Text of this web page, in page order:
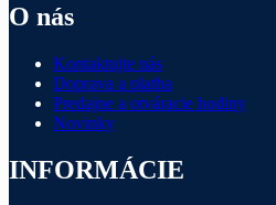
O nás
Kontaktujte nás
Doprava a platba
Predajne a otváracie hodiny
Novinky
INFORMÁCIE